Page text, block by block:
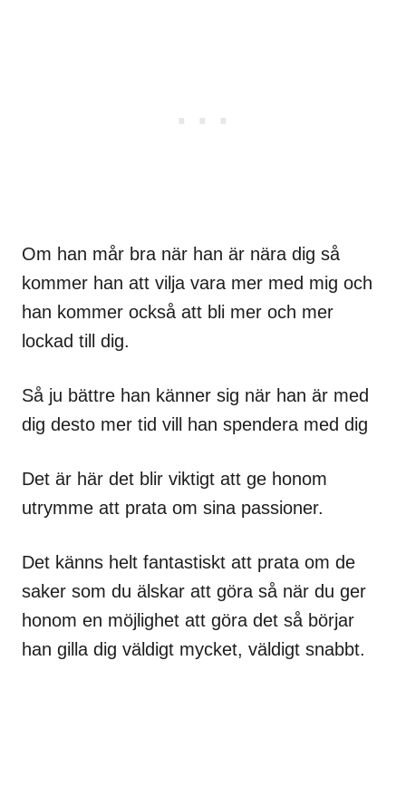
Om han mår bra när han är nära dig så
kommer han att vilja vara mer med mig och
han kommer också att bli mer och mer
lockad till dig.
Så ju bättre han känner sig när han är med
dig desto mer tid vill han spendera med dig
Det är här det blir viktigt att ge honom
utrymme att prata om sina passioner.
Det känns helt fantastiskt att prata om de
saker som du älskar att göra så när du ger
honom en möjlighet att göra det så börjar
han gilla dig väldigt mycket, väldigt snabbt.